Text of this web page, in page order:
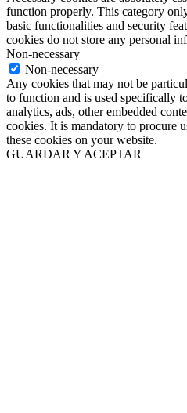
function properly. This category
basic functionalities and security
cookies do not store any personal
Non-necessary
Non-necessary
Any cookies that may not be
to function and is used specifically
analytics, ads, other embedded
cookies. It is mandatory to procure
these cookies on your website.
GUARDAR Y ACEPTAR